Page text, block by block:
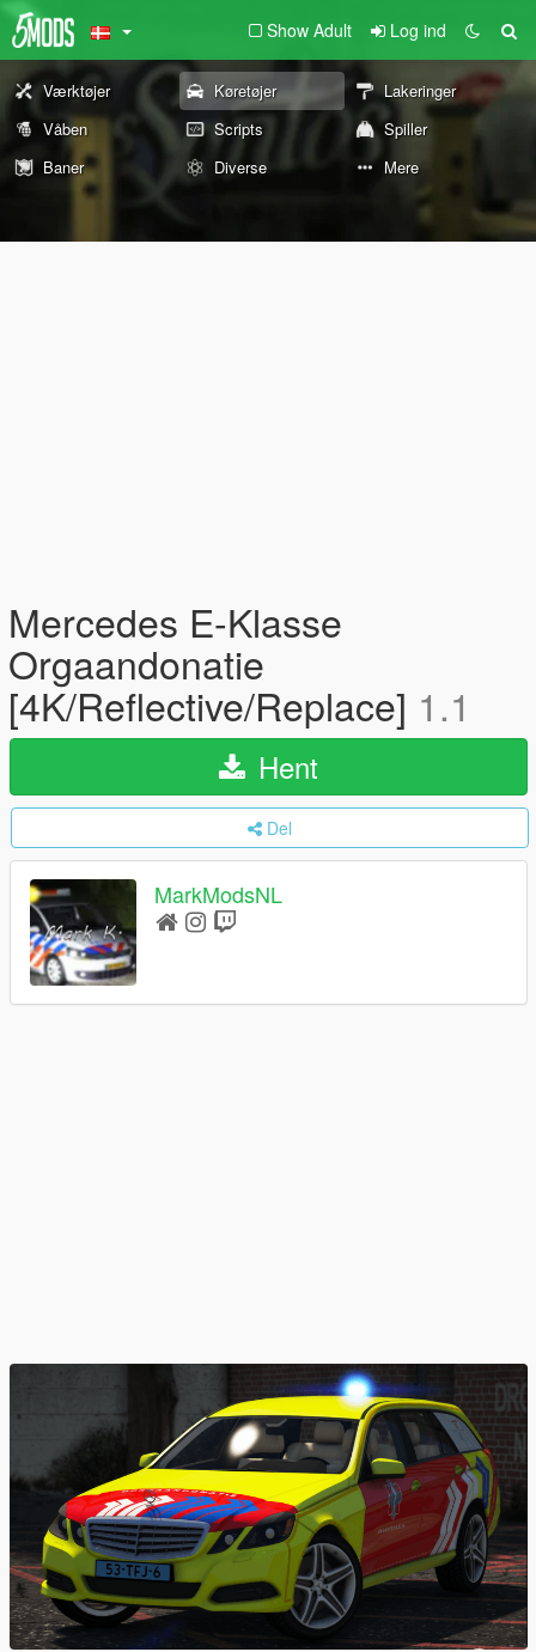
Show Adult Log ind
Værktøjer Køretøjer
Lakeringer
Våben
Scripts
Spiller
Baner
Diverse Mere
Mercedes E-Klasse
Orgaandonatie
[4K/Reflective/Replace] 1.1
Hent
Del
MarkModsNL